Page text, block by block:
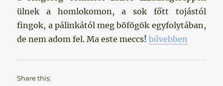
ülnek a homlokomon, a sok főtt tojástól
fingok, a pálinkától meg böfögök egyfolytában,
de nem adom fel. Ma este meccs!„Never give up?”
bővebben
Share this: